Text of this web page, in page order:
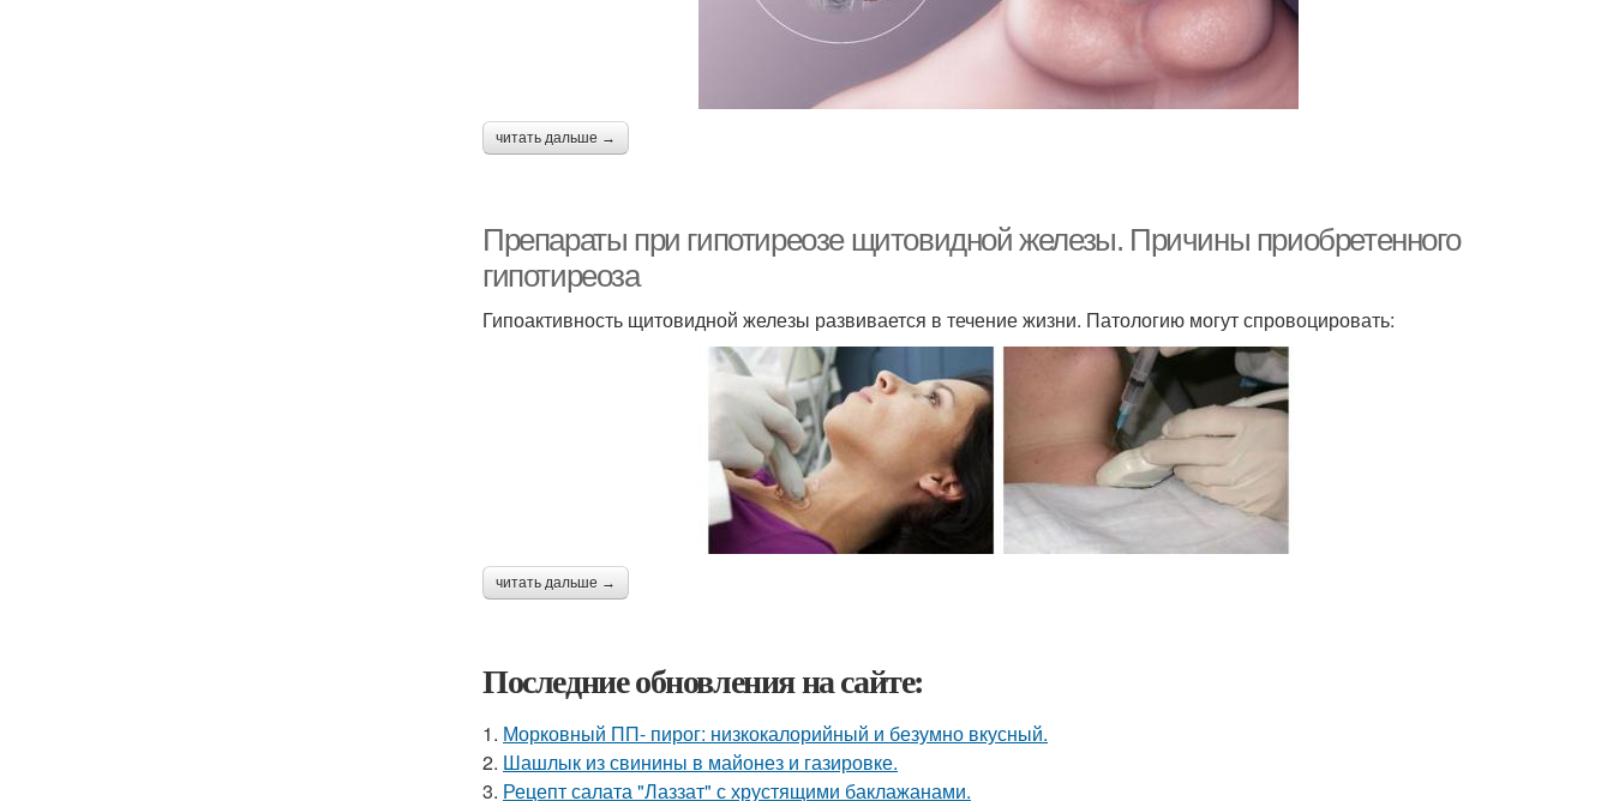
читать дальше →
Препараты при гипотиреозе щитовидной железы. Причины приобретенного
гипотиреоза
Гипоактивность щитовидной железы развивается в течение жизни. Патологию могут спровоцировать:
читать дальше →
Последние обновления на сайте:
1. Морковный ПП- пирог: низкокалорийный и безумно вкусный.
2. Шашлык из свинины в майонез и газировке.
3. Рецепт салата "Лаззат" с хрустящими баклажанами.